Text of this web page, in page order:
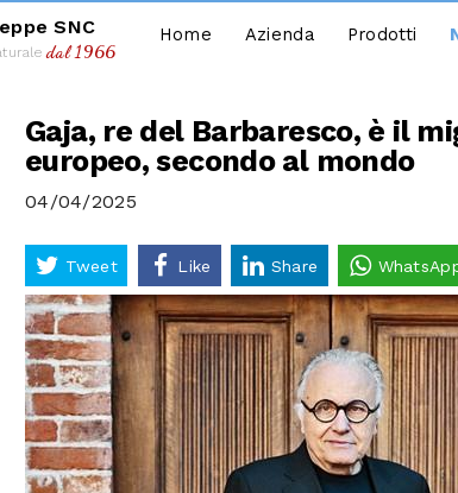
SNC
dal 1966
Home Azienda Prodotti
Gaja, re del Barbaresco, è il
europeo, secondo al mondo
04/04/2025
Tweet Like Share